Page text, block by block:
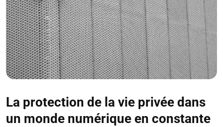
La protection de la vie privée dans
un monde numérique en constante